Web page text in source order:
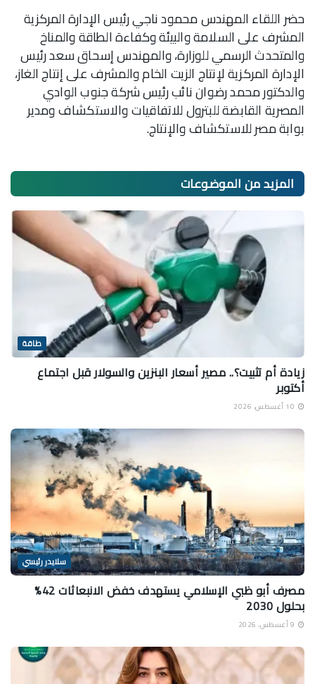
حضر اللقاء المهندس محمود ناجي رئيس الإدارة المركزية
المشرف على السلامة والبيئة وكفاءة الطاقة والمناخ
والمتحدث الرسمي للوزارة، والمهندس إسحاق سعد رئيس
الإدارة المركزية لإنتاج الزيت الخام والمشرف على إنتاج الغاز،
والدكتور محمد رضوان نائب رئيس شركة جنوب الوادي
المصرية القابضة للبترول للاتفاقيات والاستكشاف ومدير
بوابة مصر للاستكشاف والإنتاج.
المزيد منالموضوعات
طاقة
زيادة أم تثبيت؟.. مصير أسعار البنزين والسولار قبل اجتماع
أكتوبر
سلايدر رئيسي
مصرف أبو ظبي الإسلامي يستهدف خفض الانبعاثات 42%
بحلول 2030